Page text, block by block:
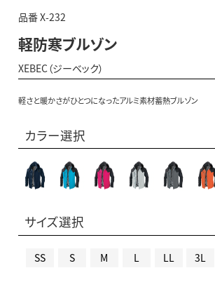
品番 X-232
軽防寒ブルゾン
XEBEC（ジーベック）
軽さと暖かさがひとつになったアルミ素材蓄熱ブルゾン
カラー選択
サイズ選択
SS S M L LL 3L